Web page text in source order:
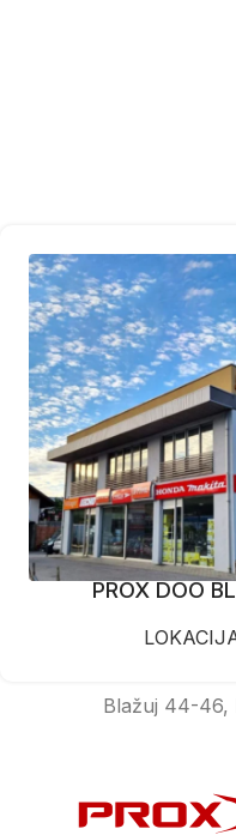
PROX DOO
Blažuj 44-46,